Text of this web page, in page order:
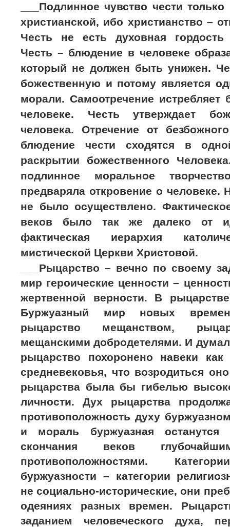
___Подлинное чувство чести
христианской, ибо христианство –
Честь не есть духовная
Честь – блюдение в человеке
который не должен быть унижен.
божественную и потому является
морали. Самоотречение
человеке. Честь утверждает
человека. Отречение от
блюдение чести сходятся в
раскрытии божественного
подлинное моральное
предваряла откровение о человеке.
не было осуществлено.
веков было так же далеко от
фактическая иерархия
мистической Церкви Христовой.
___Рыцарство – вечно по своему
мир героические ценности –
жертвенной верности. В
Буржуазный мир новых
рыцарство мещанством,
мещанскими добродетелями. И
рыцарство похоронено навеки как
средневековья, что возродиться
рыцарства была бы гибелью
личности. Дух рыцарства
противоположность духу
и мораль буржуазная
скончания веков
противоположностями.
буржуазности – категории
не социально-исторические, они
одеяниях разных времен.
заданием человеческого духа,